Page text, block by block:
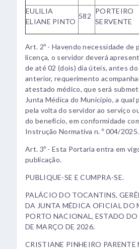
EULILIA
ELIANE PINTO
582
PORTEIRO
SERVENTE
Art. 2º - Havendo necessidade de
licença, o servidor deverá
de até 02 (dois) dia úteis, antes
anterior, requerimento
atestado médico, que será
Junta Médica do Município, a qual
pela volta do servidor ao serviço
do benefício, em conformidade
Instrução Normativa n. º 004/2025.
Art. 3º - Esta Portaria entra em
publicação.
PUBLIQUE-SE E CUMPRA-SE.
PALÁCIO DO TOCANTINS,
DA JUNTA MÉDICA OFICIAL DO
PORTO NACIONAL, ESTADO
DE MARÇO DE 2026.
CRISTIANE PINHEIRO PARENTE